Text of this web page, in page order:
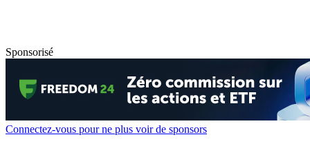
Sponsorisé
Connectez-vous pour ne plus voir de sponsors